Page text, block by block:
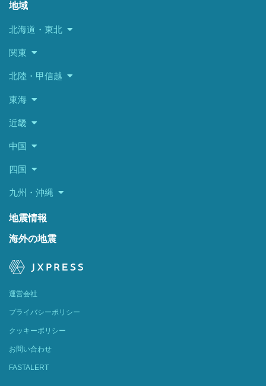
地域
北海道・東北
関東
北陸・甲信越
東海
近畿
中国
四国
九州・沖縄
地震情報
海外の地震
運営会社
プライバシーポリシー
クッキーポリシー
お問い合わせ
FASTALERT